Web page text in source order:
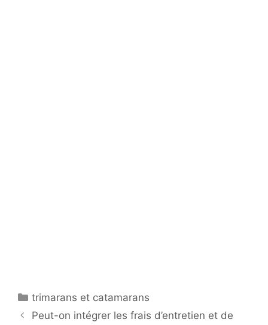
Catégories
trimarans et catamarans
Peut-on intégrer les frais d’entretien et de